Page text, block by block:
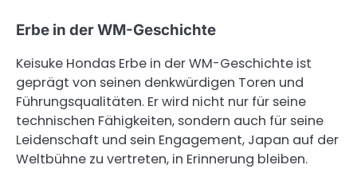
Erbe in der WM-Geschichte
Keisuke Hondas Erbe in der WM-Geschichte ist
geprägt von seinen denkwürdigen Toren und
Führungsqualitäten. Er wird nicht nur für seine
technischen Fähigkeiten, sondern auch für seine
Leidenschaft und sein Engagement, Japan auf der
Weltbühne zu vertreten, in Erinnerung bleiben.